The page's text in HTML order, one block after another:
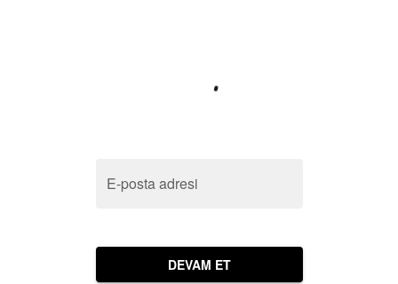
E-posta adresi
DEVAM ET